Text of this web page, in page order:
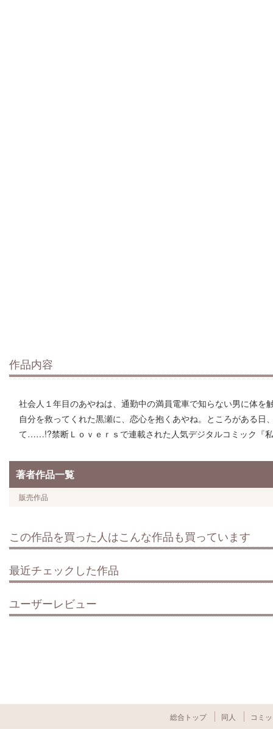
作品内容
社会人１年目のあやねは、通勤中の満員電車で知らない男に体を
自分を救ってくれた黒瀬に、恋心を抱くあやね。ところがある日
て……!?禁断Ｌｏｖｅｒｓで連載された人気デジタルコミック『
著者作品一覧
販売作品
この作品を買った人はこんな作品も買っています
最近チェックした作品
ユーザーレビュー
総合トップ 同人 コミ